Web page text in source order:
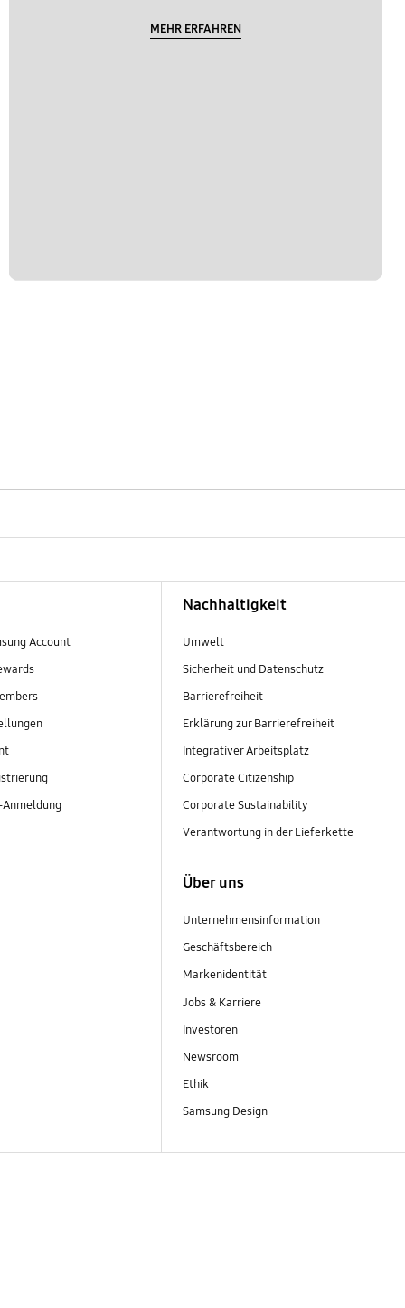
MEHR ERFAHREN
Account
Nachhaltigkeit
Umwelt
Sicherheit und Datenschutz
Barrierefreiheit
Erklärung zur Barrierefreiheit
Integrativer Arbeitsplatz
Corporate Citizenship
Corporate Sustainability
Verantwortung in der Lieferkette
Über uns
Unternehmensinformation
Geschäftsbereich
Markenidentität
Jobs & Karriere
Investoren
Newsroom
Ethik
Samsung Design